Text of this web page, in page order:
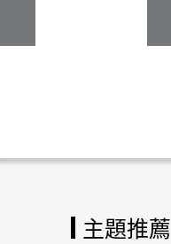
主題推薦